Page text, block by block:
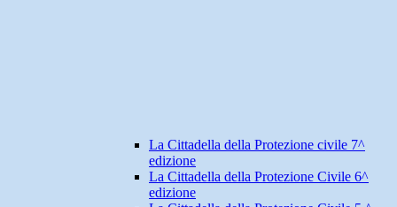
La Cittadella della Protezione civile 7^
edizione
La Cittadella della Protezione Civile 6^
edizione